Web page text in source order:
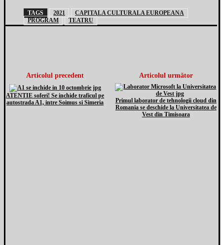
TAGS 2021
CAPITALA CULTURALA EUROPEANA
PROGRAM
TEATRU
Articolul precedent
ATENTIE soferi! Se inchide traficul pe
autostrada A1, intre Soimus si Simeria
Articolul următor
Primul laborator de tehnologii cloud din
Romania se deschide la Universitatea de
Vest din Timisoara